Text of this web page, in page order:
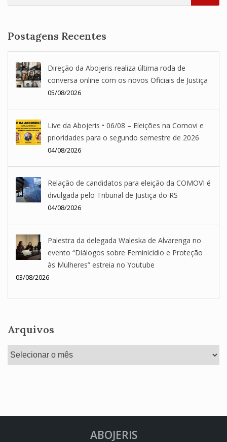
Postagens Recentes
Direção da Abojeris realiza última roda de
conversa online com os novos Oficiais de Justiça
05/08/2026
Live da Abojeris • 06/08 – Eleições na Comovi e
prioridades para o segundo semestre de 2026
04/08/2026
Relação de candidatos para eleição da COMOVI é
divulgada pelo Tribunal de Justiça do RS
04/08/2026
Palestra da delegada Waleska de Alvarenga no
evento “Diálogos sobre Feminicídio e Proteção
às Mulheres” estreia no Youtube
03/08/2026
Arquivos
Arquivos
ABOJERIS